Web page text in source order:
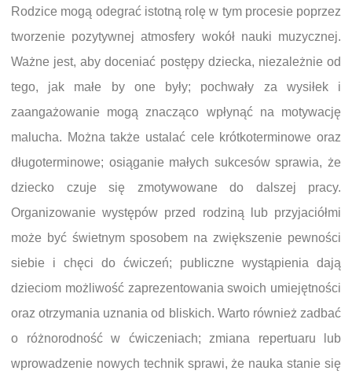
Rodzice mogą odegrać istotną rolę w tym procesie poprzez
tworzenie pozytywnej atmosfery wokół nauki muzycznej.
Ważne jest, aby doceniać postępy dziecka, niezależnie od
tego, jak małe by one były; pochwały za wysiłek i
zaangażowanie mogą znacząco wpłynąć na motywację
malucha. Można także ustalać cele krótkoterminowe oraz
długoterminowe; osiąganie małych sukcesów sprawia, że
dziecko czuje się zmotywowane do dalszej pracy.
Organizowanie występów przed rodziną lub przyjaciółmi
może być świetnym sposobem na zwiększenie pewności
siebie i chęci do ćwiczeń; publiczne wystąpienia dają
dzieciom możliwość zaprezentowania swoich umiejętności
oraz otrzymania uznania od bliskich. Warto również zadbać
o różnorodność w ćwiczeniach; zmiana repertuaru lub
wprowadzenie nowych technik sprawi, że nauka stanie się